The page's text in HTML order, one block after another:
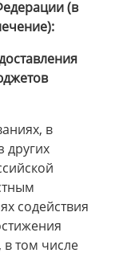
(в
в
других
содействия
в том числе